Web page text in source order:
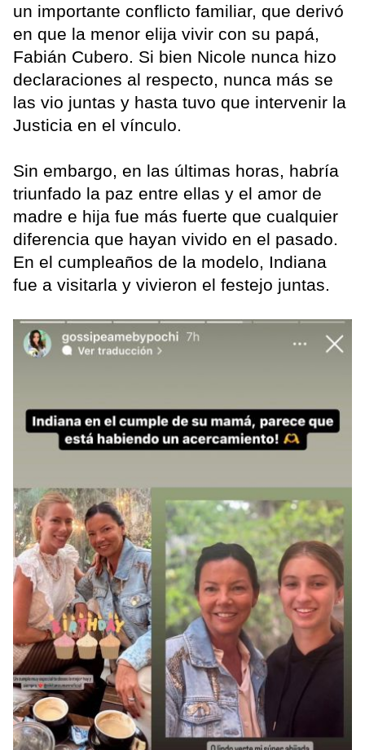
un importante conflicto familiar, que derivó
en que la menor elija vivir con su papá,
Fabián Cubero. Si bien Nicole nunca hizo
declaraciones al respecto, nunca más se
las vio juntas y hasta tuvo que intervenir la
Justicia en el vínculo.
Sin embargo, en las últimas horas, habría
triunfado la paz entre ellas y el amor de
madre e hija fue más fuerte que cualquier
diferencia que hayan vivido en el pasado.
En el cumpleaños de la modelo, Indiana
fue a visitarla y vivieron el festejo juntas.